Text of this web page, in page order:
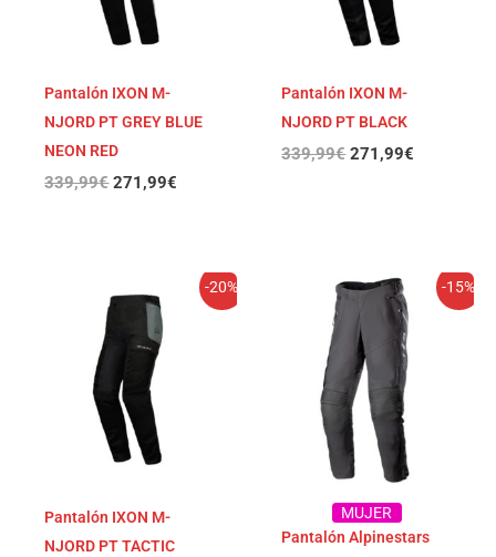
Pantalón IXON M-
NJORD PT GREY BLUE
NEON RED
339,99€ 271,99€
Pantalón IXON M-
NJORD PT BLACK
339,99€ 271,99€
-20%
Pantalón IXON M-
NJORD PT TACTIC
precio
original
era:
339,99€.
precio
-15%
MUJER
Pantalón Alpinestars
El
precio
original
era:
319,95€.
precio